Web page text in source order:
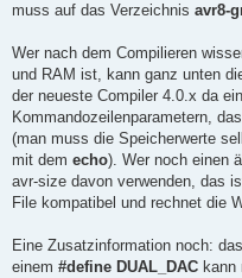
muss auf das Verzeichnis avr8-
Wer nach dem Compilieren
und RAM ist, kann ganz unten
der neueste Compiler 4.0.x da
Kommandozeilenparametern,
(man muss die Speicherwerte
mit dem echo). Wer noch einen
avr-size davon verwenden, das
File kompatibel und rechnet die
Eine Zusatzinformation noch:
einem #define DUAL_DAC kann